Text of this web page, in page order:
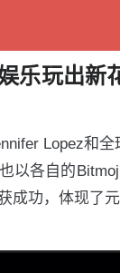
乐玩出新
Lopez和
各自的
功，体现了